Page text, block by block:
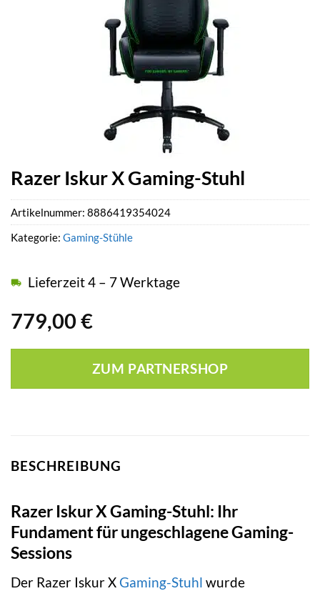
Razer Iskur X Gaming-Stuhl
779,00 €
Lieferzeit 4 – 7 Werktage
ZUM PARTNERSHOP
Artikelnummer: 8886419354024
Kategorie: Gaming-Stühle
BESCHREIBUNG
Razer Iskur X Gaming-Stuhl: Ihr
Fundament für ungeschlagene Gaming-
Sessions
Der Razer Iskur X Gaming-Stuhl wurde